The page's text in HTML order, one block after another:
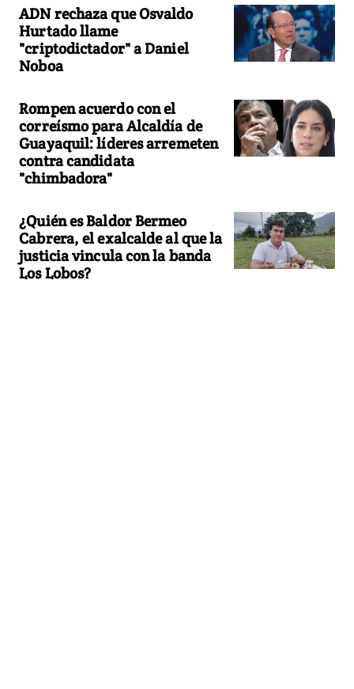
ADN rechaza que Osvaldo
Hurtado llame
"criptodictador" a Daniel
Noboa
Rompen acuerdo con el
correísmo para Alcaldía de
Guayaquil: líderes arremeten
contra candidata
"chimbadora"
¿Quién es Baldor Bermeo
Cabrera, el exalcalde al que la
justicia vincula con la banda
Los Lobos?